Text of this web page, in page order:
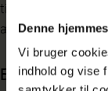
Denne
Vi bruger
indhold og vise
tilbage til skolen.
ændret hendes liv.
En lille